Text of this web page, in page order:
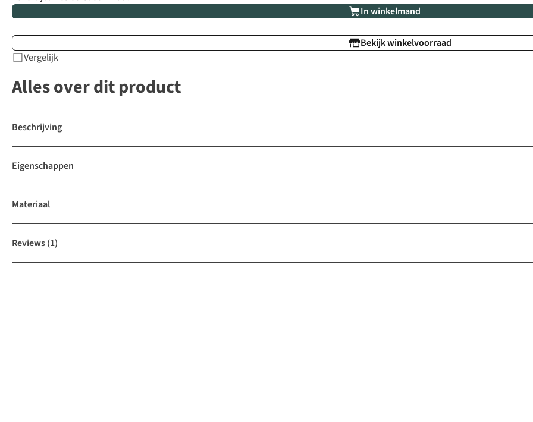
In winkelmand
Bekijk winkelvoorraad
Vergelijk
Alles over dit product
Beschrijving
Eigenschappen
Materiaal
Reviews(1)